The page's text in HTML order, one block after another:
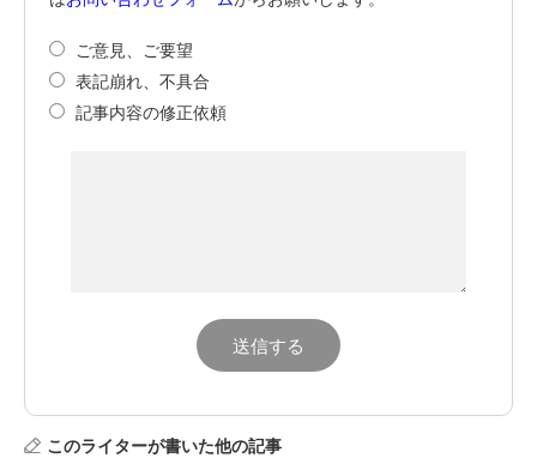
ご意見、ご要望
表記崩れ、不具合
記事内容の修正依頼
このライターが書いた他の記事